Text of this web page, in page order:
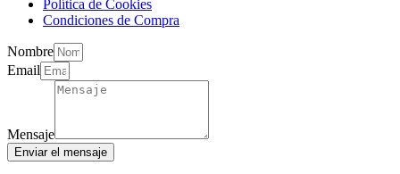
Política de Cookies
Condiciones de Compra
Nombre
Email
Mensaje
Enviar el mensaje